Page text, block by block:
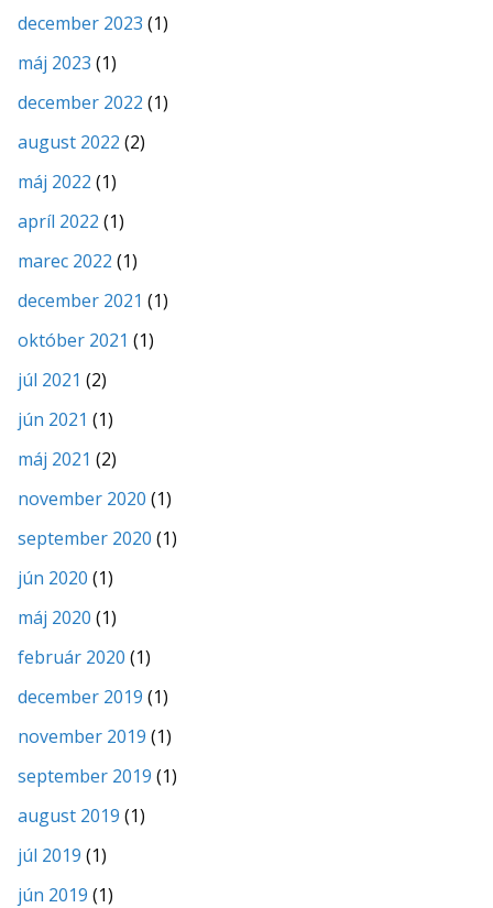
december 2023 (1)
máj 2023 (1)
december 2022 (1)
august 2022 (2)
máj 2022 (1)
apríl 2022 (1)
marec 2022 (1)
december 2021 (1)
október 2021 (1)
júl 2021 (2)
jún 2021 (1)
máj 2021 (2)
november 2020 (1)
september 2020 (1)
jún 2020 (1)
máj 2020 (1)
február 2020 (1)
december 2019 (1)
november 2019 (1)
september 2019 (1)
august 2019 (1)
júl 2019 (1)
jún 2019 (1)